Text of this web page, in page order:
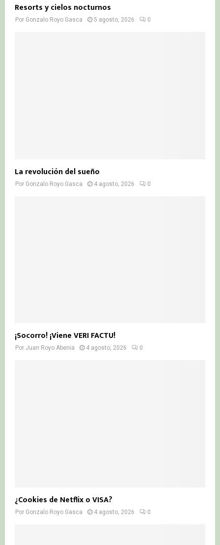
Resorts y cielos nocturnos
Por Gonzalo Royo Gasca 5 agosto, 2026 0
La revolución del sueño
Por Gonzalo Royo Gasca 4 agosto, 2026 0
¡Socorro! ¡Viene VERI FACTU!
Por Juan Royo Abenia 4 agosto, 2026 0
¿Cookies de Netflix o VISA?
Por Gonzalo Royo Gasca 4 agosto, 2026 0